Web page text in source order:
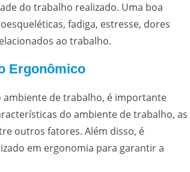
do trabalho realizado. Uma boa
fadiga, estresse, dores
ao trabalho.
Ergonômico
ambiente de trabalho, é importante
do ambiente de trabalho, as
outros fatores. Além disso, é
em ergonomia para garantir a